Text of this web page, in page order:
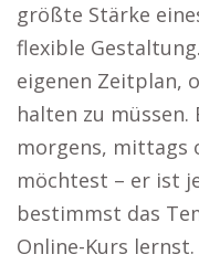
größte Stärke
flexible
eigenen Zeitplan,
halten zu müssen.
morgens, mittags
möchtest – er ist
bestimmst das
Online-Kurs